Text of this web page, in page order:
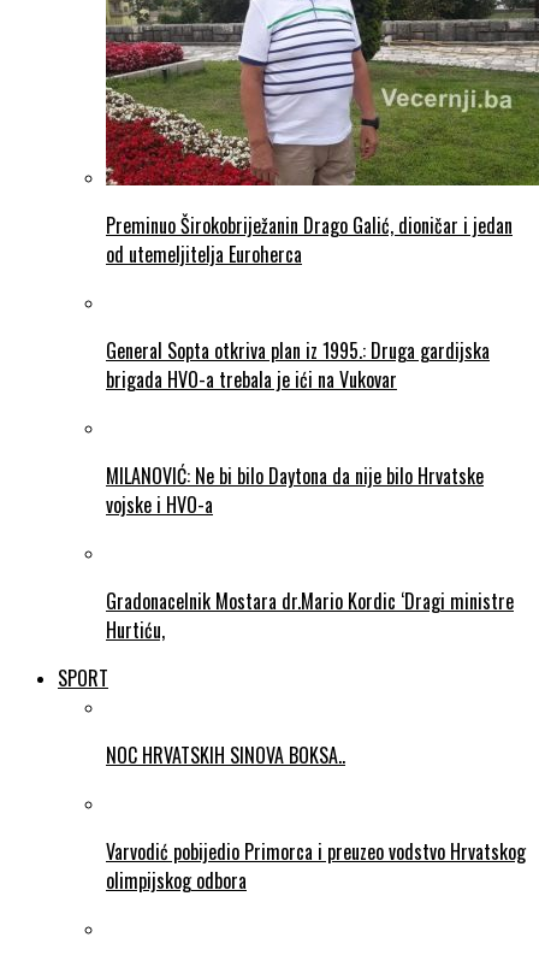
Preminuo Širokobriježanin Drago Galić, dioničar i jedan
od utemeljitelja Euroherca
General Sopta otkriva plan iz 1995.: Druga gardijska
brigada HVO-a trebala je ići na Vukovar
MILANOVIĆ: Ne bi bilo Daytona da nije bilo Hrvatske
vojske i HVO-a
Gradonacelnik Mostara dr.Mario Kordic ‘Dragi ministre
Hurtiću,
SPORT
NOC HRVATSKIH SINOVA BOKSA..
Varvodić pobijedio Primorca i preuzeo vodstvo Hrvatskog
olimpijskog odbora